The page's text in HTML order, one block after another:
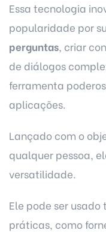
Essa tecnologia
popularidade por
perguntas, criar
de diálogos
ferramenta
aplicações.
Lançado com o
qualquer pessoa,
versatilidade.
Ele pode ser
práticas, como